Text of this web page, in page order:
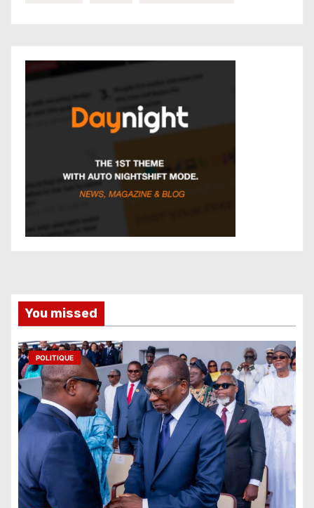
You missed
POLITIQUE